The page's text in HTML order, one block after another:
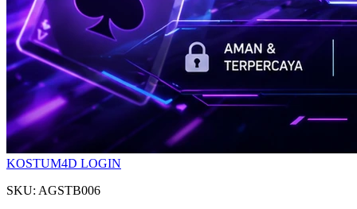
KOSTUM4D LOGIN
SKU: AGSTB006